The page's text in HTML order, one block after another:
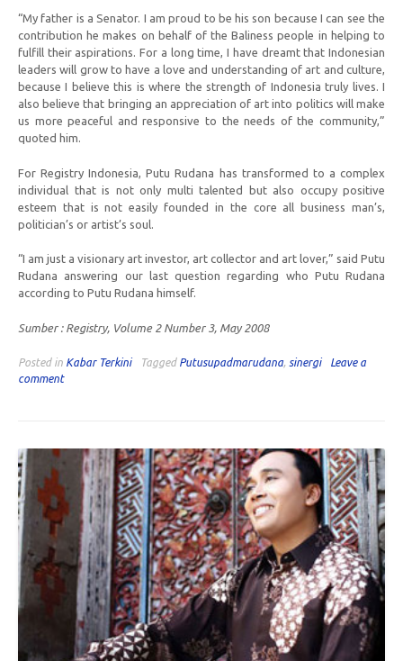
“My father is a Senator. I am proud to be his son because I can see the
contribution he makes on behalf of the Baliness people in helping to
fulfill their aspirations. For a long time, I have dreamt that Indonesian
leaders will grow to have a love and understanding of art and culture,
because I believe this is where the strength of Indonesia truly lives. I
also believe that bringing an appreciation of art into politics will make
us more peaceful and responsive to the needs of the community,”
quoted him.
For Registry Indonesia, Putu Rudana has transformed to a complex
individual that is not only multi talented but also occupy positive
esteem that is not easily founded in the core all business man’s,
politician’s or artist’s soul.
“I am just a visionary art investor, art collector and art lover,” said Putu
Rudana answering our last question regarding who Putu Rudana
according to Putu Rudana himself.
Sumber : Registry, Volume 2 Number 3, May 2008
Posted in Kabar Terkini Tagged Putusupadmarudana, sinergi
Leave a
comment